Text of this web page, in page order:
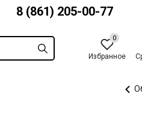
8 (861) 205-00-77
Избранное